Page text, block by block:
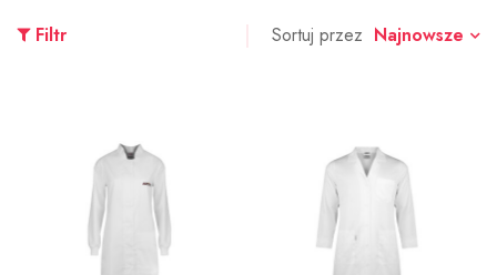
Filtr Sortuj przez Najnowsze